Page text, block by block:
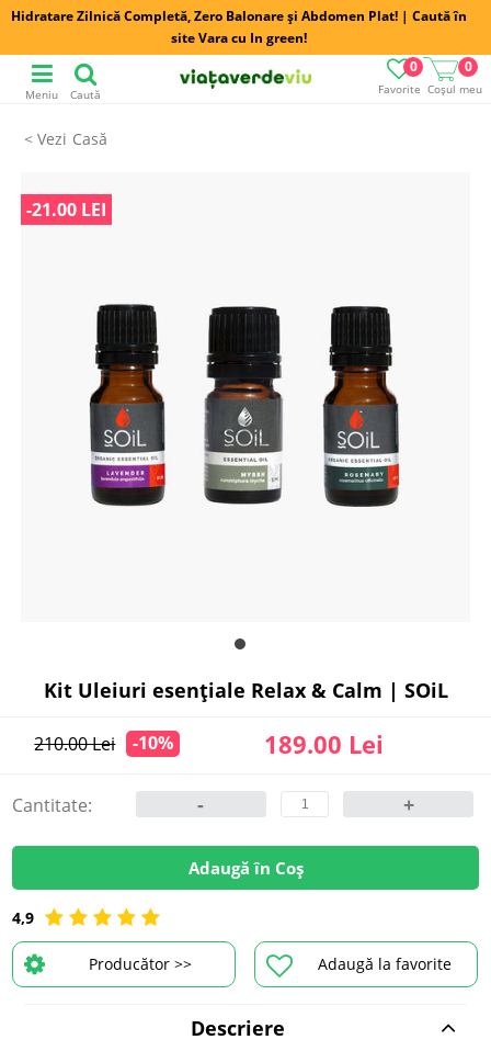
Hidratare Zilnică Completă, Zero Balonare și Abdomen Plat! | Caută în
site Vara cu In green!
Favorite
0
Coșul meu
0
Meniu Caută
Casă
4,9
Adaugă la favorite
Producător >>
-21.00 LEI
Kit Uleiuri esențiale Relax & Calm | SOiL
210.00 Lei -10% 189.00 Lei
Cantitate: - +
Adaugă în Coș
Descriere